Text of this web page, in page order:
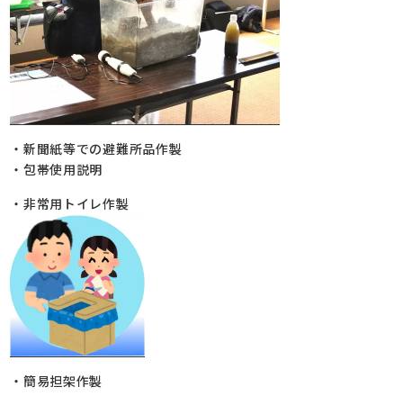
・新聞紙等での避難所品作製
・包帯使用説明
・非常用トイレ作製
・簡易担架作製